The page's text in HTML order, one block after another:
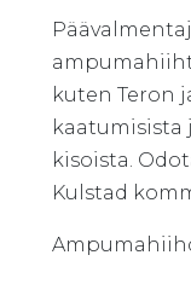
kuten Teron
kaatumisista
kisoista.
Kulstad